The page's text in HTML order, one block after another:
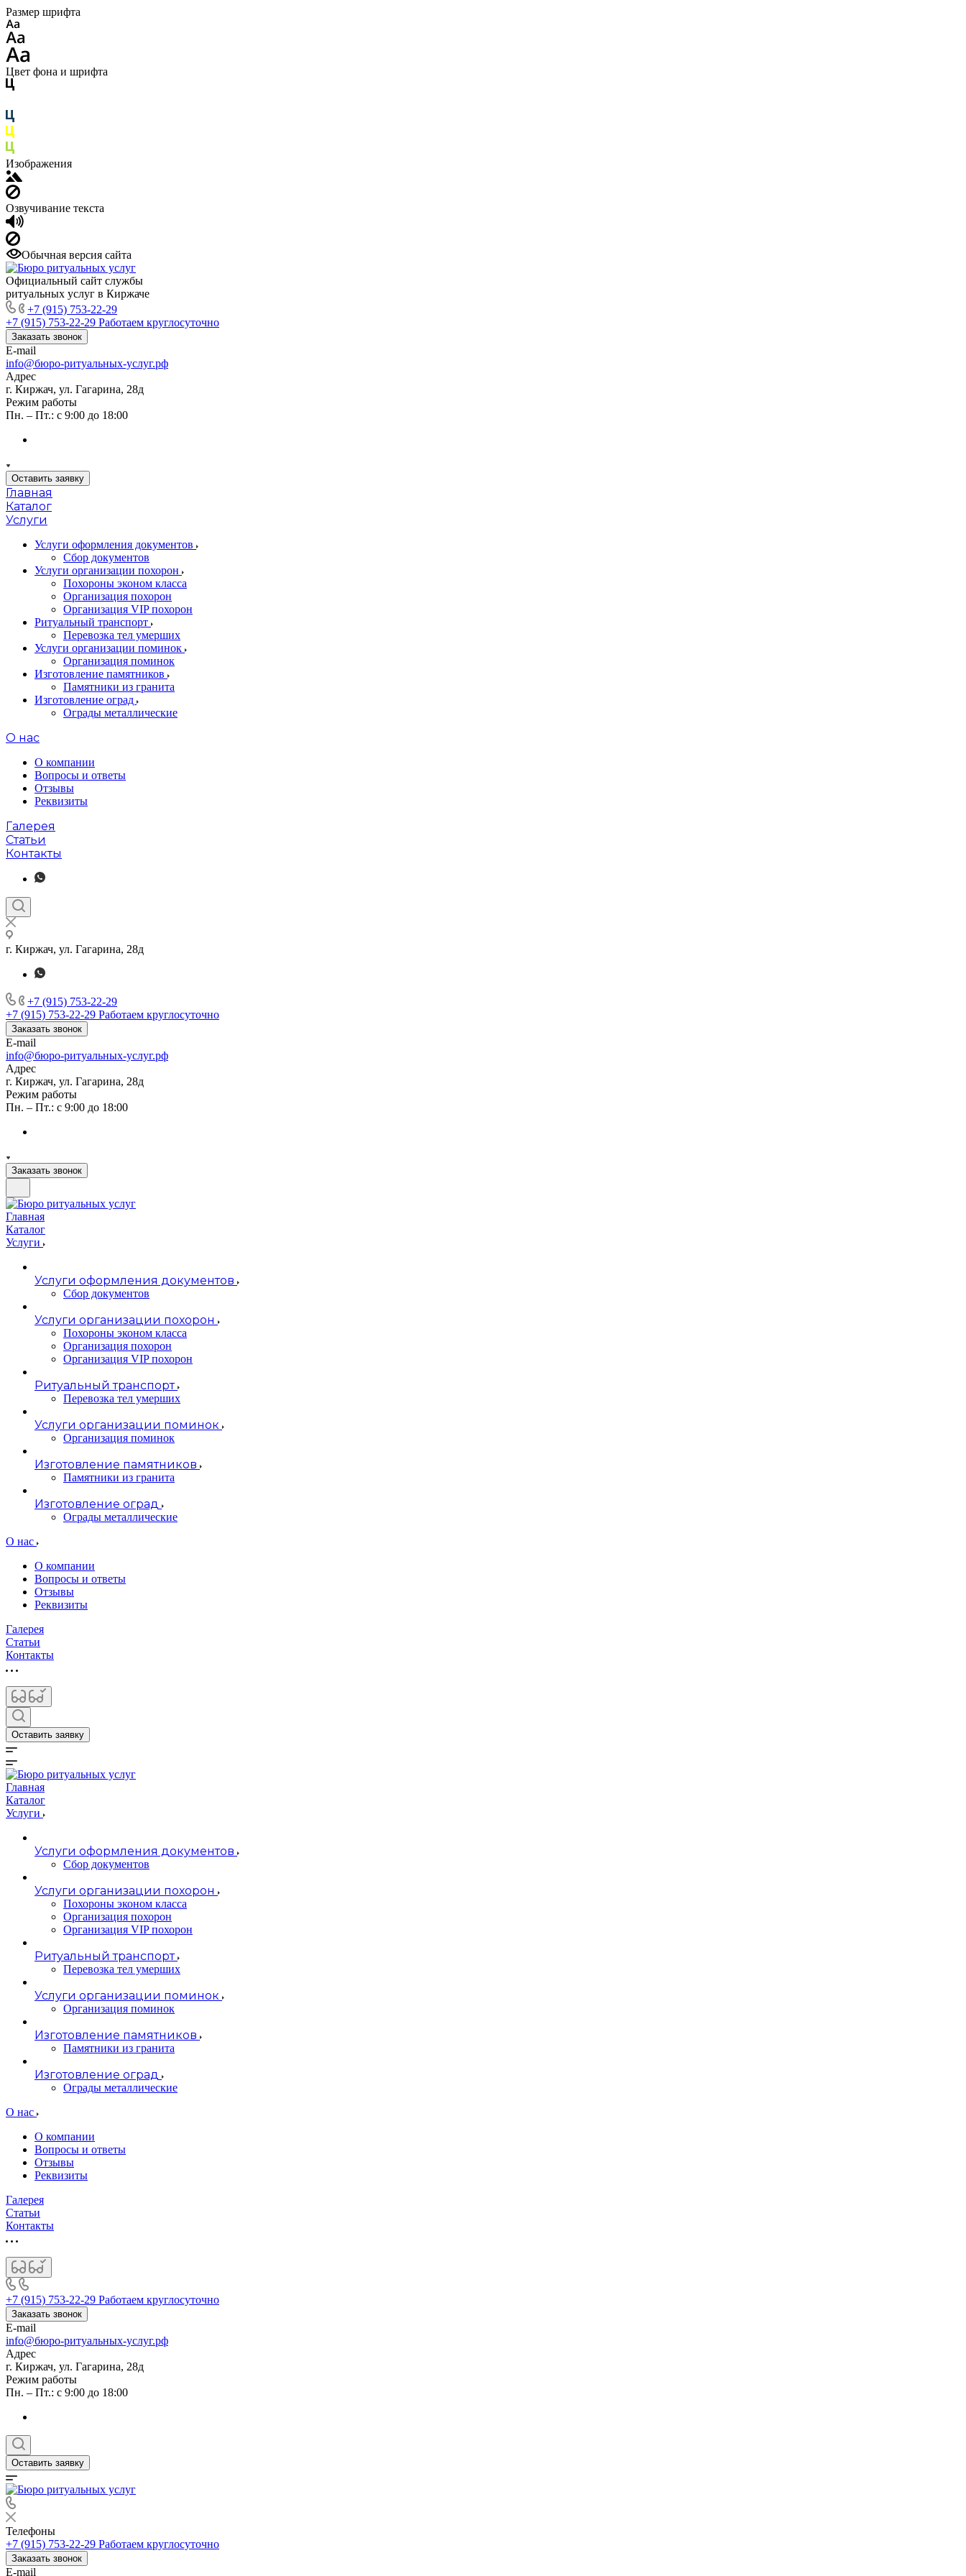
Размер шрифта
Цвет фона и шрифта
Изображения
Озвучивание текста
Обычная версия сайта
Официальный сайт службы
ритуальных услуг в Киржаче
+7 (915) 753-22-29
+7 (915) 753-22-29 Работаем круглосуточно
Заказать звонок
E-mail
info@бюро-ритуальных-услуг.рф
Адрес
г. Киржач, ул. Гагарина, 28д
Режим работы
Пн. – Пт.: с 9:00 до 18:00
Оставить заявку
Главная
Каталог
Услуги
Услуги оформления документов
Сбор документов
Услуги организации похорон
Похороны эконом класса
Организация похорон
Организация VIP похорон
Ритуальный транспорт
Перевозка тел умерших
Услуги организации поминок
Организация поминок
Изготовление памятников
Памятники из гранита
Изготовление оград
Ограды металлические
О нас
О компании
Вопросы и ответы
Отзывы
Реквизиты
Галерея
Статьи
Контакты
г. Киржач, ул. Гагарина, 28д
+7 (915) 753-22-29
+7 (915) 753-22-29 Работаем круглосуточно
Заказать звонок
E-mail
info@бюро-ритуальных-услуг.рф
Адрес
г. Киржач, ул. Гагарина, 28д
Режим работы
Пн. – Пт.: с 9:00 до 18:00
Заказать звонок
Главная
Каталог
Услуги
Услуги оформления документов
Сбор документов
Услуги организации похорон
Похороны эконом класса
Организация похорон
Организация VIP похорон
Ритуальный транспорт
Перевозка тел умерших
Услуги организации поминок
Организация поминок
Изготовление памятников
Памятники из гранита
Изготовление оград
Ограды металлические
О нас
О компании
Вопросы и ответы
Отзывы
Реквизиты
Галерея
Статьи
Контакты
Оставить заявку
Главная
Каталог
Услуги
Услуги оформления документов
Сбор документов
Услуги организации похорон
Похороны эконом класса
Организация похорон
Организация VIP похорон
Ритуальный транспорт
Перевозка тел умерших
Услуги организации поминок
Организация поминок
Изготовление памятников
Памятники из гранита
Изготовление оград
Ограды металлические
О нас
О компании
Вопросы и ответы
Отзывы
Реквизиты
Галерея
Статьи
Контакты
+7 (915) 753-22-29 Работаем круглосуточно
Заказать звонок
E-mail
info@бюро-ритуальных-услуг.рф
Адрес
г. Киржач, ул. Гагарина, 28д
Режим работы
Пн. – Пт.: с 9:00 до 18:00
Оставить заявку
Телефоны
+7 (915) 753-22-29 Работаем круглосуточно
Заказать звонок
E-mail